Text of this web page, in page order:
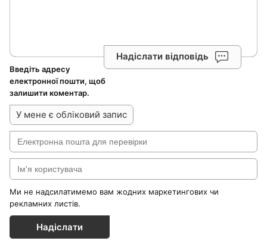
Надіслати відповідь
Введіть адресу
електронної пошти, щоб
залишити коментар.
У мене є обліковий запис
Ми не надсилатимемо вам жодних маркетингових чи
рекламних листів.
Надіслати